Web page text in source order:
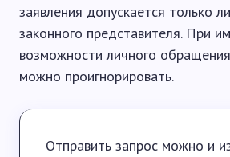
заявления допускается только
законного представителя. При
возможности личного
можно проигнорировать.
Отправить запрос можно и